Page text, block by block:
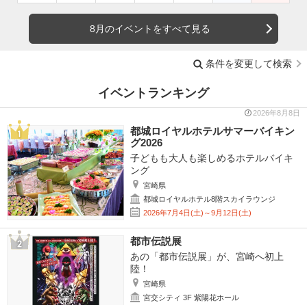
8月のイベントをすべて見る
条件を変更して検索
イベントランキング
2026年8月8日
都城ロイヤルホテルサマーバイキン
グ2026
子どもも大人も楽しめるホテルバイキ
ング
宮崎県
都城ロイヤルホテル8階スカイラウンジ
2026年7月4日(土)～9月12日(土)
都市伝説展
あの「都市伝説展」が、宮崎へ初上
陸！
宮崎県
宮交シティ 3F 紫陽花ホール